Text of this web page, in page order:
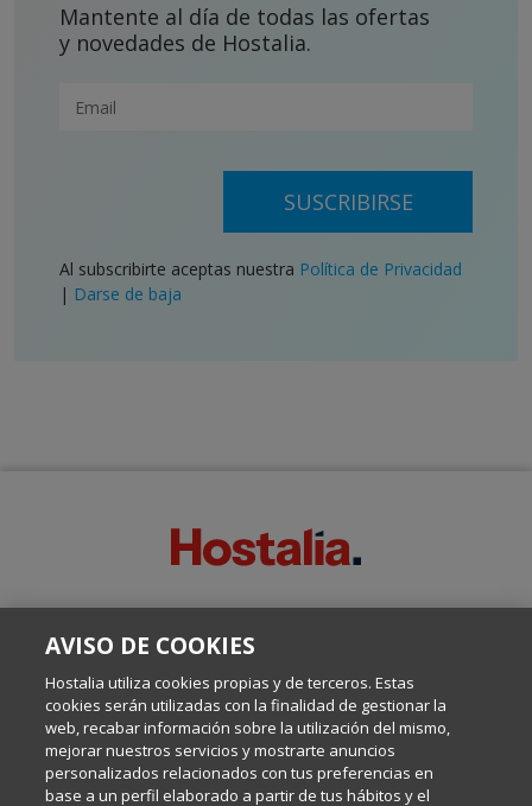
Mantente al día de todas las ofertas
y novedades de Hostalia.
SUSCRIBIRSE
Al subscribirte aceptas nuestra Política de Privacidad
| Darse de baja
Escrito por el equipo de Comunicación de Hostalia, dirigido por
Internet y Tecnología.
Política de privacidad
AVISO DE COOKIES
Hostalia utiliza cookies propias y de terceros. Estas
cookies serán utilizadas con la finalidad de gestionar la
web, recabar información sobre la utilización del mismo,
mejorar nuestros servicios y mostrarte anuncios
personalizados relacionados con tus preferencias en
base a un perfil elaborado a partir de tus hábitos y el